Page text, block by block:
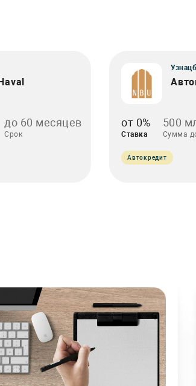
до 60 месяцев
Срок
от 0%
Ставка
500
Сумма
Автокредит